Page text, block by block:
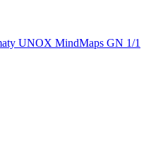
UNOX MindMaps GN 1/1